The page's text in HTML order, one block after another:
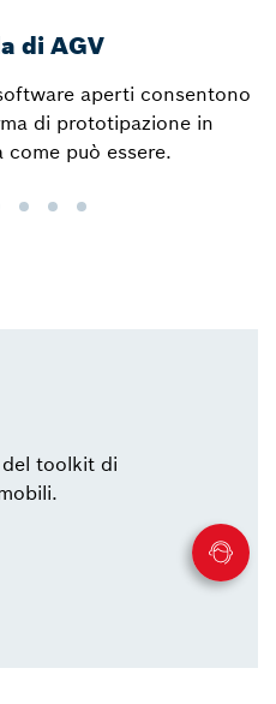
di AGV
aperti consentono
di prototipazione in
come può essere.
toolkit di